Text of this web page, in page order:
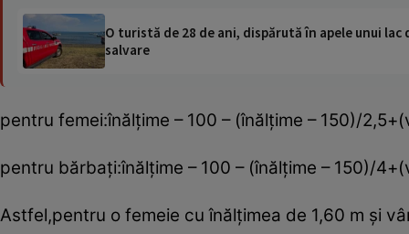
O turistă de 28 de ani, dispărută în apele unui
salvare
pentru femei:înălţime – 100 – (înălţime – 150)/
pentru bărbaţi:înălţime – 100 – (înălţime – 150)/
Astfel,pentru o femeie cu înălţimea de 1,60 m şi